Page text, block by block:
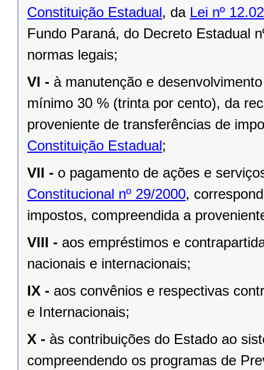
Constituição Estadual, da Lei nº
Fundo Paraná, do Decreto Estadual
normas legais;
VI - à manutenção e
mínimo 30 % (trinta por cento), da
proveniente de transferências de
Constituição Estadual;
VII - o pagamento de ações e
Constitucional nº 29/2000,
impostos, compreendida a
VIII - aos empréstimos e
nacionais e internacionais;
IX - aos convênios e respectivas
e Internacionais;
X - às contribuições do Estado ao
compreendendo os programas de